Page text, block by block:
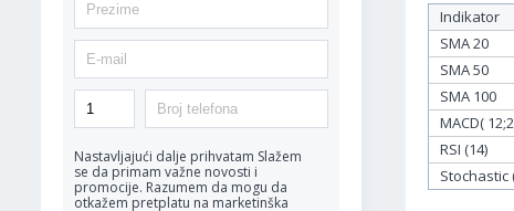
Nastavljajući dalje prihvatam Slažem
se da primam važne novosti i
promocije. Razumem da mogu da
otkažem pretplatu na marketinška
Indikator
SMA 20
SMA 50
SMA 100
MACD(
RSI (14)
Stochastic